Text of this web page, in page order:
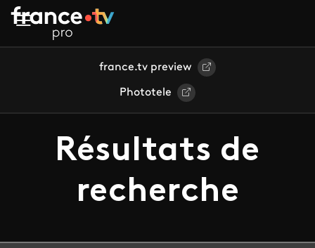
Aller au contenu principal
france.tv preview
Phototele
Résultats de
recherche